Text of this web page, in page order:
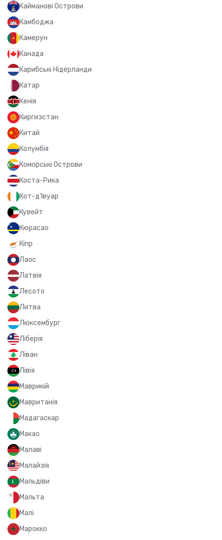
Кайманові Острови
Камбоджа
Камерун
Канада
Карибські Нідерланди
Катар
Кенія
Киргизстан
Китай
Колумбія
Коморські Острови
Коста-Рика
Кот-д’Івуар
Кувейт
Кюрасао
Кіпр
Лаос
Латвія
Лесото
Литва
Люксембург
Ліберія
Ліван
Лівія
Маврикій
Мавританія
Мадагаскар
Макао
Малаві
Малайзія
Мальдіви
Мальта
Малі
Марокко